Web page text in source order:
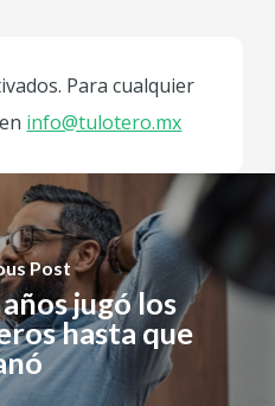
Para cualquier
info@tulotero.mx
Post
jugó los
hasta que